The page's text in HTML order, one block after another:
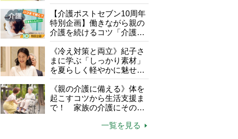
される」ケースも【FP解
説】
【介護ポストセブン10周年
特別企画】働きながら親の
介護を続けるコツ「介護は
10年以上続くことも…3つ
のフェーズに分けて考えて
みよう」【社会福祉士解
説】
《冷え対策と両立》紀子さ
まに学ぶ「しっかり素材」
を夏らしく軽やかに魅せる
3つの着こなし法則
《親の介護に備える》体を
起こすコツから生活支援ま
で！ 家族の介護にそのま
一覧を見る